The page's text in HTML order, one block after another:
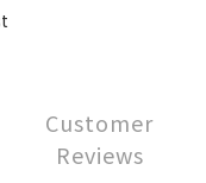
Customer
Reviews